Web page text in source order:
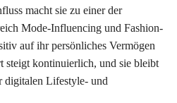
macht sie zu einer der
Mode-Influencing und Fashion-
auf ihr persönliches Vermögen
steigt kontinuierlich, und sie bleibt
digitalen Lifestyle- und